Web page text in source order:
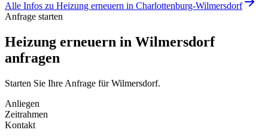
Alle Infos zu Heizung erneuern in Charlottenburg-Wilmersdorf
Anfrage starten
Heizung erneuern in Wilmersdorf
anfragen
Starten Sie Ihre Anfrage für Wilmersdorf.
Anliegen
Zeitrahmen
Kontakt